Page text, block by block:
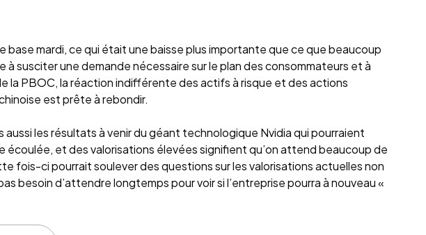
base mardi, ce qui était une baisse plus importante que ce que beaucoup
susciter une demande nécessaire sur le plan des consommateurs et à
la PBOC, la réaction indifférente des actifs à risque et des actions
est prête à rebondir.
les résultats à venir du géant technologique Nvidia qui pourraient
écoulée, et des valorisations élevées signifient qu’on attend beaucoup de
fois-ci pourrait soulever des questions sur les valorisations actuelles non
besoin d’attendre longtemps pour voir si l’entreprise pourra à nouveau «